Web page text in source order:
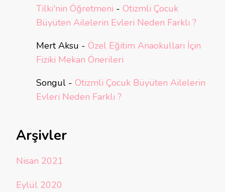
Tilki'nin Öğretmeni - Otizmli Çocuk
Büyüten Ailelerin Evleri Neden Farklı ?
Mert Aksu - Özel Eğitim Anaokulları İçin
Fiziki Mekan Önerileri
Songul - Otizmli Çocuk Büyüten Ailelerin
Evleri Neden Farklı ?
Arşivler
Nisan 2021
Eylül 2020